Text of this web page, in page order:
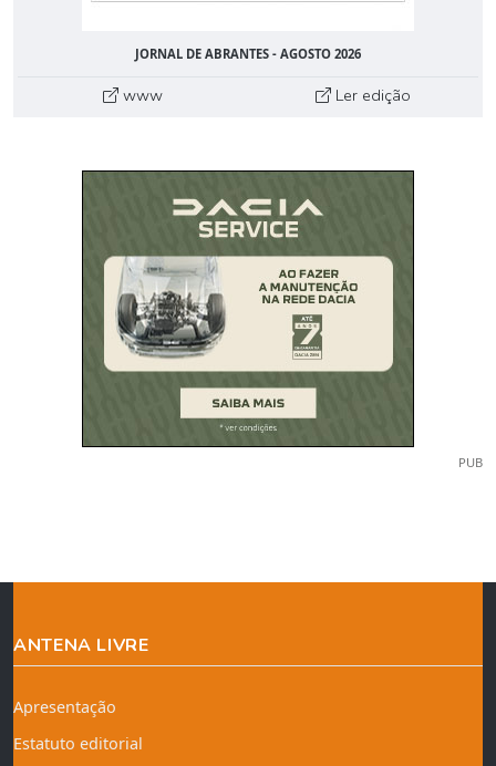
JORNAL DE ABRANTES - AGOSTO 2026
www Ler edição
PUB
ANTENA LIVRE
Apresentação
Estatuto editorial